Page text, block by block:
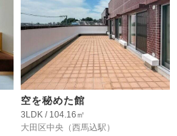
空を秘めた館
3LDK / 104.16㎡
大田区中央 （西馬込駅）